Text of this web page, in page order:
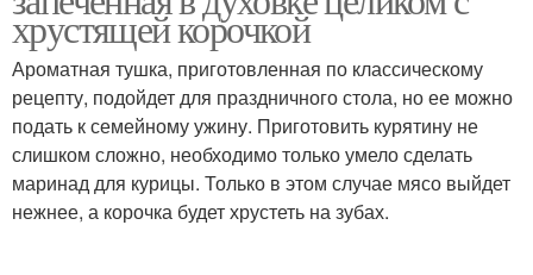
Корочка в духовке
хрустящей корочкой
Ароматная тушка, приготовленная по классическому
рецепту, подойдет для праздничного стола, но ее можно
подать к семейному ужину. Приготовить курятину не
слишком сложно, необходимо только умело сделать
маринад для курицы. Только в этом случае мясо выйдет
нежнее, а корочка будет хрустеть на зубах.